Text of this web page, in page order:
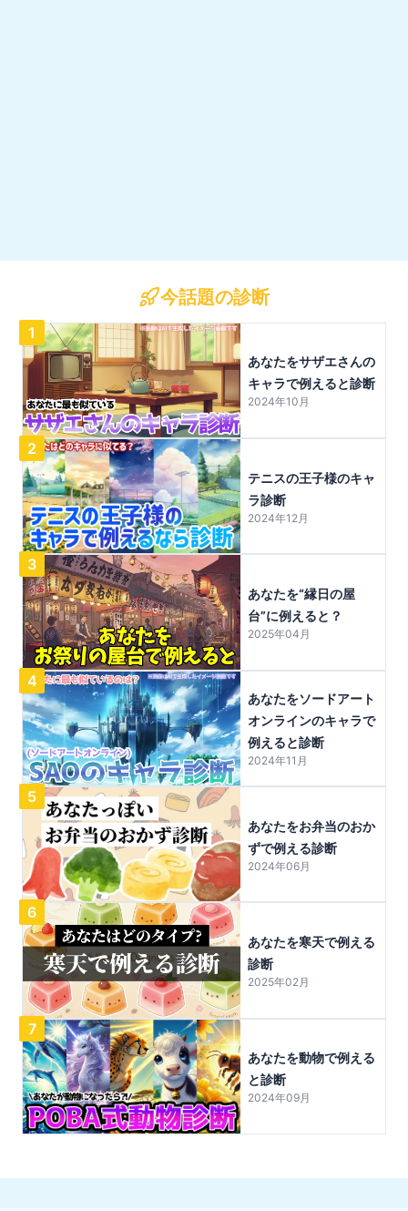
今話題の診断
1
あなたをサザエさんの
キャラで例えると診断
2024年10月
2
テニスの王子様のキャ
ラ診断
2024年12月
3
あなたを“縁日の屋
台”に例えると？
2025年04月
4
あなたをソードアート
オンラインのキャラで
例えると診断
2024年11月
5
あなたをお弁当のおか
ずで例える診断
2024年06月
6
あなたを寒天で例える
診断
2025年02月
7
あなたを動物で例える
と診断
2024年09月